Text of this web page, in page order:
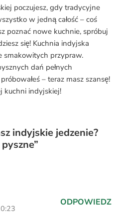
poczujesz, gdy tradycyjne
w jedną całość – coś
poznać nowe kuchnie, spróbuj
się! Kuchnia indyjska
smakowitych przypraw.
dań pełnych
– teraz masz szansę!
kuchni indyjskiej!
indyjskie jedzenie?
ODPOWIEDZ